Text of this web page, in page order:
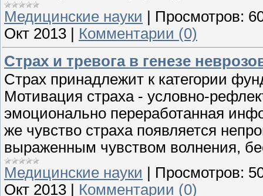
Медицинские науки | Просмотров:
Окт 2013 | Комментарии (0)
Страх и тревога в генезе
Страх принадлежит к категории
Мотивация страха - условно-
эмоционально переработанная
же чувство страха появляется
выраженным чувством волнения,
Медицинские науки
Просмотров:
Окт 2013
Комментарии (0)